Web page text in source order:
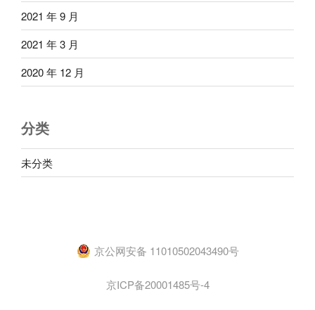
2021 年 9 月
2021 年 3 月
2020 年 12 月
分类
未分类
京公网安备 11010502043490号
京ICP备20001485号-4